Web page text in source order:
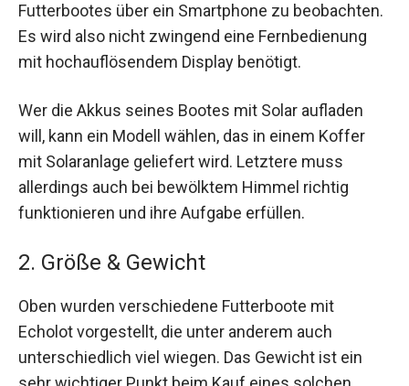
Futterbootes über ein Smartphone zu beobachten.
Es wird also nicht zwingend eine Fernbedienung
mit hochauflösendem Display benötigt.
Wer die Akkus seines Bootes mit Solar aufladen
will, kann ein Modell wählen, das in einem Koffer
mit Solaranlage geliefert wird. Letztere muss
allerdings auch bei bewölktem Himmel richtig
funktionieren und ihre Aufgabe erfüllen.
2. Größe & Gewicht
Oben wurden verschiedene Futterboote mit
Echolot vorgestellt, die unter anderem auch
unterschiedlich viel wiegen. Das Gewicht ist ein